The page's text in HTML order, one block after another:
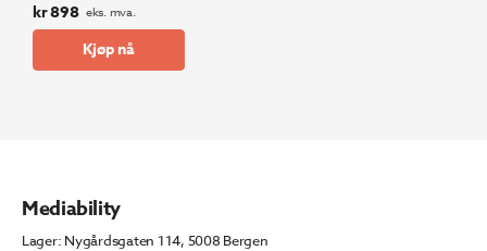
kr898 eks. mva.
Kjøp nå
Mediability
Lager: Nygårdsgaten 114, 5008 Bergen